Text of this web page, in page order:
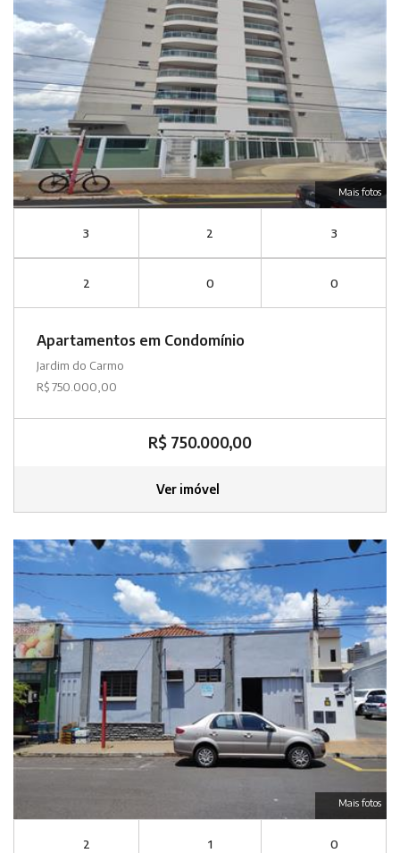
Mais fotos
3 2 3
2 0 0
Apartamentos em Condomínio
Jardim do Carmo
R$ 750.000,00
R$ 750.000,00
Ver imóvel
Mais fotos
2 1 0